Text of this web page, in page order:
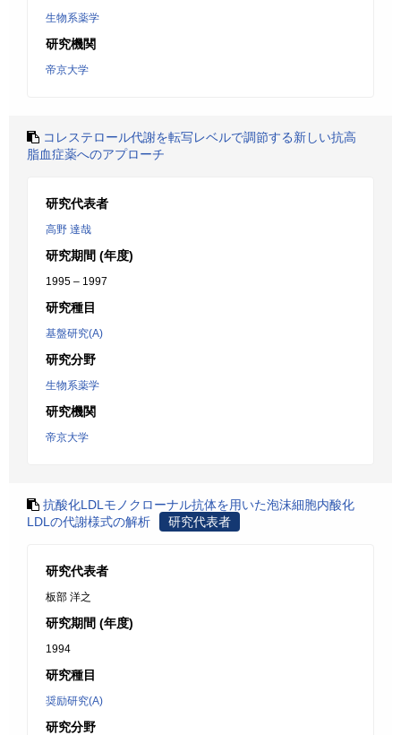
生物系薬学
研究機関
帝京大学
コレステロール代謝を転写レベルで調節する新しい抗高
脂血症薬へのアプローチ
研究代表者
高野 達哉
研究期間 (年度)
1995 – 1997
研究種目
基盤研究(A)
研究分野
生物系薬学
研究機関
帝京大学
抗酸化LDLモノクローナル抗体を用いた泡沫細胞内酸化
LDLの代謝様式の解析
研究代表者
研究代表者
板部 洋之
研究期間 (年度)
1994
研究種目
奨励研究(A)
研究分野